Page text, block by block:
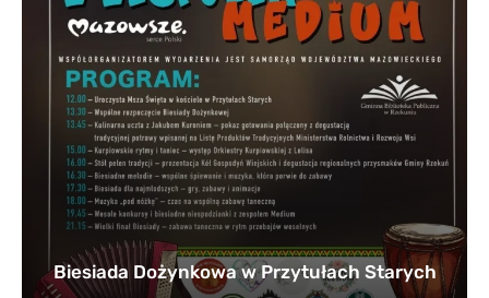
Biesiada Dożynkowa w Przytułach Starych